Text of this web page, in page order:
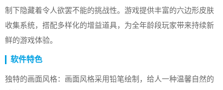
制下隐藏着令人欲罢不能的挑战性。游戏提供丰富的六边形皮肤
收集系统，搭配多样化的增益道具，为全年龄段玩家带来持续新
鲜的游戏体验。
软件特色
独特的画面风格：画面风格采用铅笔绘制，给人一种温馨自然的